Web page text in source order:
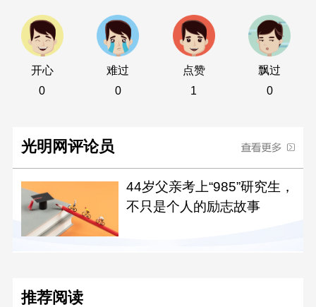
开心
0
难过
0
点赞
1
飘过
0
光明网评论员
44岁父亲考上“985”研究生，
不只是个人的励志故事
推荐阅读